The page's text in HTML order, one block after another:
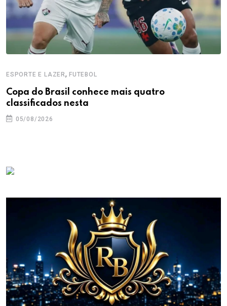
ESPORTE E LAZER, FUTEBOL
Copa do Brasil conhece mais quatro
classificados nesta
05/08/2026